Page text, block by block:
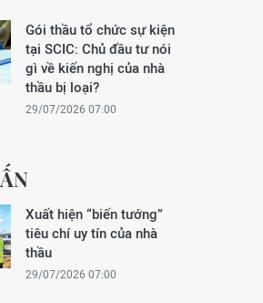
Gói thầu tổ chức sự kiện
tại SCIC: Chủ đầu tư nói
gì về kiến nghị của nhà
thầu bị loại?
29/07/2026 07:00
Xuất hiện “biến tướng”
tiêu chí uy tín của nhà
thầu
29/07/2026 07:00